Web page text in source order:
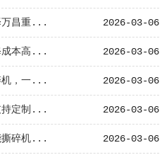
2026-03-06
万昌重...
2026-03-06
成本高...
2026-03-06
机，一...
2026-03-06
持定制...
2026-03-06
撕碎机...